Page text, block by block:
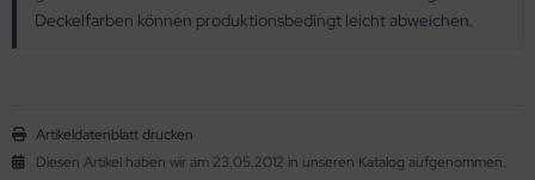
Deckelfarben können produktionsbedingt leicht abweichen.
Artikeldatenblatt drucken
Diesen Artikel haben wir am 23.05.2012 in unseren Katalog aufgenommen.